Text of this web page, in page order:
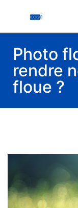
Photo
rendre
floue ?